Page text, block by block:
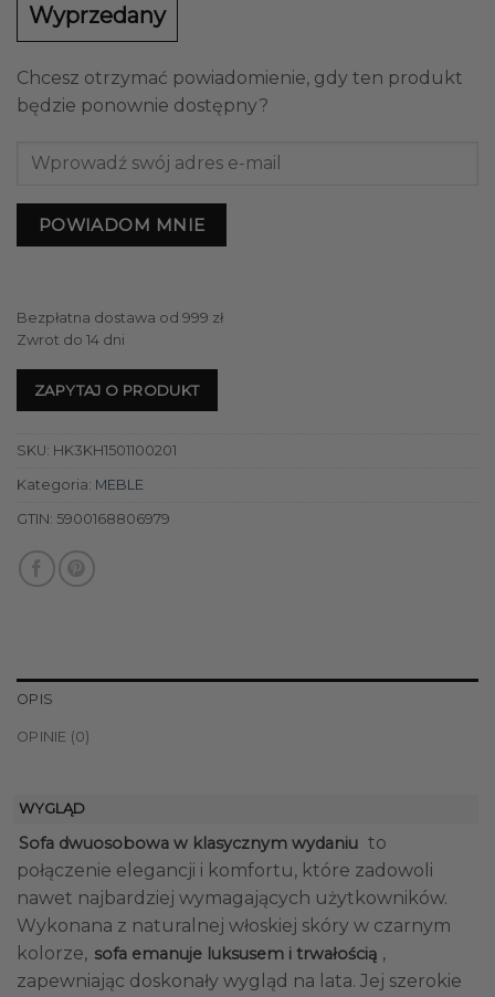
Wyprzedany
Chcesz otrzymać powiadomienie, gdy ten produkt
będzie ponownie dostępny?
POWIADOM MNIE
Bezpłatna dostawa od 999 zł
Zwrot do 14 dni
ZAPYTAJ O PRODUKT
SKU: HK3KH1501100201
Kategoria: MEBLE
GTIN: 5900168806979
OPIS
OPINIE (0)
WYGLĄD
Sofa dwuosobowa w klasycznym wydaniu to
połączenie elegancji i komfortu, które zadowoli
nawet najbardziej wymagających użytkowników.
Wykonana z naturalnej włoskiej skóry w czarnym
kolorze, sofa emanuje luksusem i trwałością ,
zapewniając doskonały wygląd na lata. Jej szerokie